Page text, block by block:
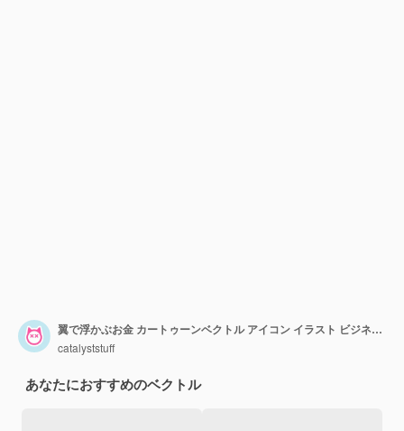
翼で浮かぶお金 カートゥーンベクトル アイコン イラスト ビジネス 金融 孤立したフラットベクトル
catalyststuff
あなたにおすすめのベクトル